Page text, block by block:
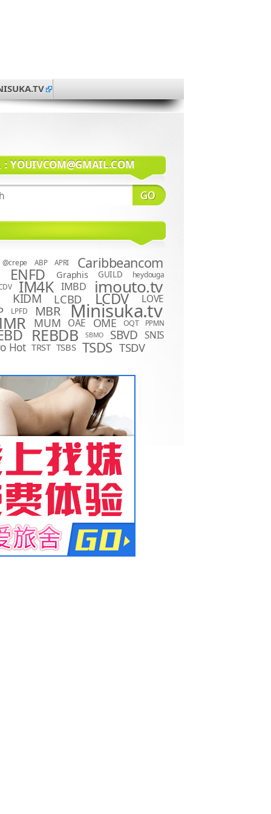
YOUIVCOM@GMAIL.COM
@crepe ABP APRI Caribbeancom
ENFD Graphis GUILD heydouga
IM4K IMBD imouto.tv
KIDM LCBD LCDV LOVE
LPFD MBR Minisuka.tv
MUM OAE OME OQT
PPMN
REBDB SBMO SBVD SNIS
Hot TRST TSBS TSDS TSDV